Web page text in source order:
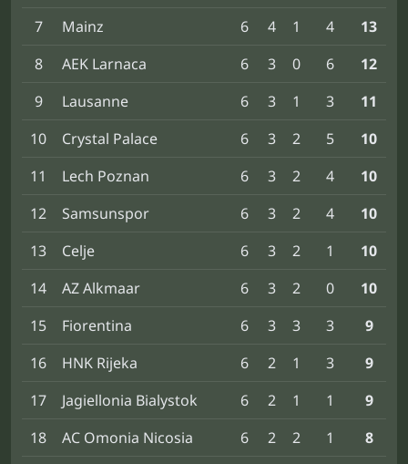
7
Mainz 6 4 1 4
13
8
AEK Larnaca 6 3 0 6
12
9
Lausanne 6 3 1 3
11
10
Crystal Palace 6 3 2 5
10
11
Lech Poznan 6 3 2 4
10
12
Samsunspor 6 3 2 4
10
13
Celje 6 3 2 1
10
14
AZ Alkmaar 6 3 2 0
10
15
Fiorentina 6 3 3 3
9
16
HNK Rijeka 6 2 1 3
9
17
Jagiellonia Bialystok 6 2 1 1
9
18
AC Omonia Nicosia 6 2 2 1
8